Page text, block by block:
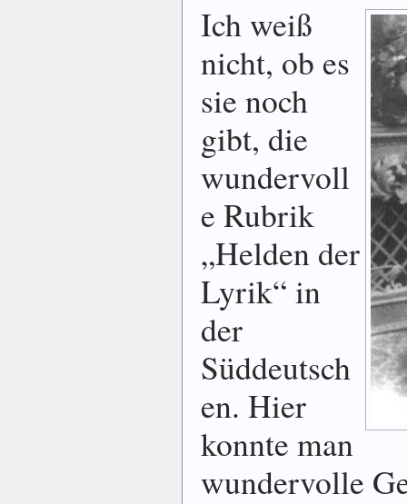
Ich weiß
nicht, ob es
sie noch
gibt, die
wundervoll
e Rubrik
„Helden der
Lyrik“ in
der
Süddeutsch
en. Hier
konnte man
wundervolle